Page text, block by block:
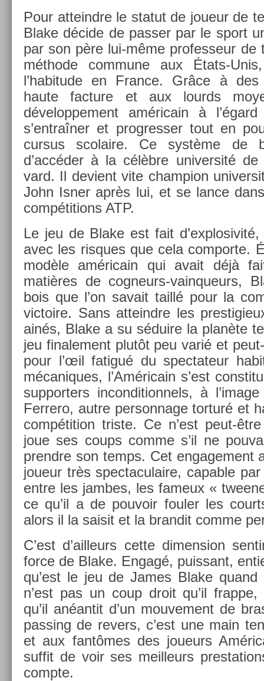
Pour at­teindre le statut de joueur de
Blake décide de pass­er par le sport
par son père lui-même pro­fes­seur de
méthode com­mune aux États-
l’habitude en Fran­ce. Grâce à
haute fac­ture et aux lourds
dévelop­pe­ment américain à
s’entraîner et pro­gress­er tout en
cur­sus scolaire. Ce système de
d’accéder à la célèbre uni­ver­sité
vard. Il de­vient vite champ­ion
John Isner après lui, et se lance
com­péti­tions ATP.
Le jeu de Blake est fait
avec les ris­ques que cela com­por­te.
modèle américain qui avait déjà
matières de cogneurs-vainqueurs,
bois que l’on savait taillé pour la
vic­toire. Sans at­teindre les
ainés, Blake a su séduire la planète
jeu fin­ale­ment plutôt peu varié et
pour l’œil fatigué du spec­tateur
mécaniques, l’Américain s’est
sup­port­ers in­con­dition­nels, à
Fer­rero, autre per­son­nage tor­turé et
com­péti­tion tri­ste. Ce n’est peut-
joue ses coups comme s’il ne
pre­ndre son temps. Cet en­gage­ment
joueur très spec­taculaire, cap­able
entre les jam­bes, les fameux «
ce qu’il a de pouvoir foul­er les
alors il la saisit et la bran­dit comme
C’est d’ail­leurs cette di­mens­ion
force de Blake. Engagé, puis­sant,
qu’est le jeu de James Blake quand
n’est pas un coup droit qu’il frap­pe,
qu’il anéantit d’un mouve­ment de
pass­ing de re­v­ers, c’est une main
et aux fantômes des joueurs
suf­fit de voir ses meil­leurs
com­pte.